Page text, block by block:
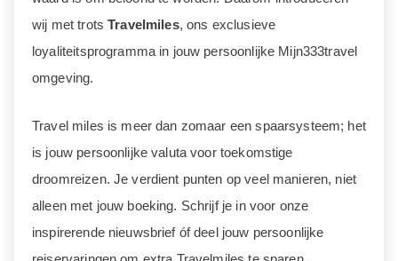
wij met trotsTravelmiles, ons exclusieve
loyaliteitsprogramma in jouw persoonlijke Mijn333travel
omgeving.
Travel miles is meer dan zomaar een spaarsysteem; het
is jouw persoonlijke valuta voor toekomstige
droomreizen. Je verdient punten op veel manieren, niet
alleen met jouw boeking. Schrijf je in voor onze
inspirerende nieuwsbrief óf deel jouw persoonlijke